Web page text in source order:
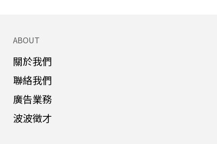
ABOUT
關於我們
聯絡我們
廣告業務
波波徵才